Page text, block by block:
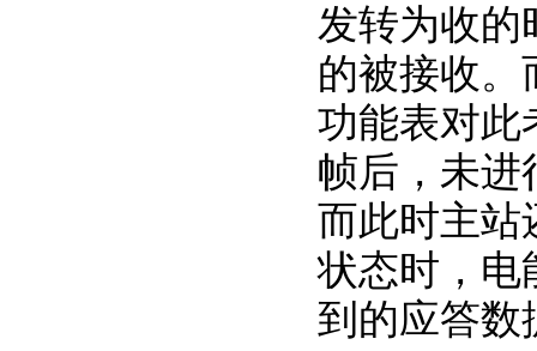
发转为收的
的被接收。
功能表对此
帧后，未进
而此时主站
状态时，电
到的应答数